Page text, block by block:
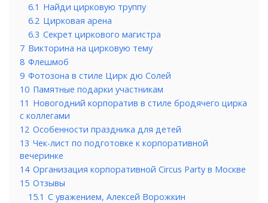
6.1 Найди цирковую труппу
6.2 Цирковая арена
6.3 Секрет циркового магистра
7 Викторина на цирковую тему
8 Флешмоб
9 Фотозона в стиле Цирк дю Солей
10 Памятные подарки участникам
11 Новогодний корпоратив в стиле бродячего цирка
с коллегами
12 Особенности праздника для детей
13 Чек-лист по подготовке к корпоративной
вечеринке
14 Организация корпоративной Circus Party в Москве
15 Отзывы
15.1 С уважением, Алексей Ворожкин